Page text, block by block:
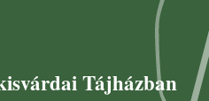
Tájházban